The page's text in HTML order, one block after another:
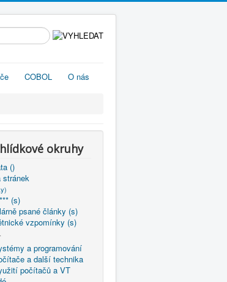
COBOL O nás
okruhy
()
stránek
(s)
psané články (s)
vzpomínky (s)
a programování
a další technika
počítačů a VT